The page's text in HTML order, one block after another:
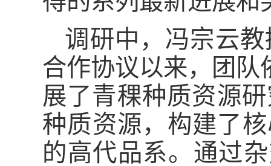
调研中，冯宗云
合作协议以来，团队
展了青稞种质资源
种质资源，构建了
的高代品系。通过